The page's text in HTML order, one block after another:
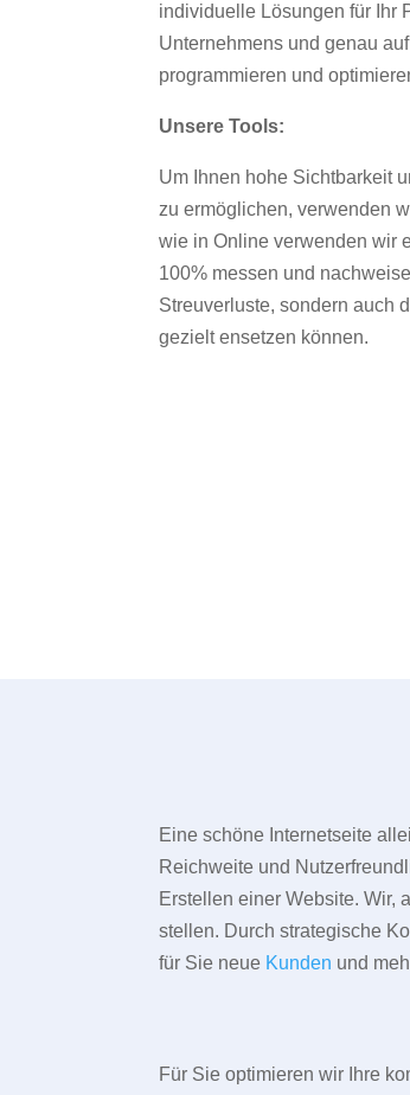
individuelle Lösungen für Ihr
Unternehmens und genau
programmieren und
Unsere Tools:
Um Ihnen hohe Sichtbarkeit
zu ermöglichen, verwenden
wie in Online verwenden wir
100% messen und
Streuverluste, sondern auch
gezielt ensetzen können.
Eine schöne Internetseite
Reichweite und
Erstellen einer Website. Wir,
stellen. Durch strategische
für Sie neue Kunden und
Für Sie optimieren wir Ihre